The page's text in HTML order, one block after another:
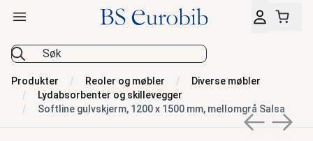
BS Eurobib
Åpne hovedmeny
Produkter Reoler og møbler
Diverse møbler
Lydabsorbenter og skillevegger
Softline gulvskjerm, 1200 x 1500 mm, mellomgrå Salsa
Previous
Next